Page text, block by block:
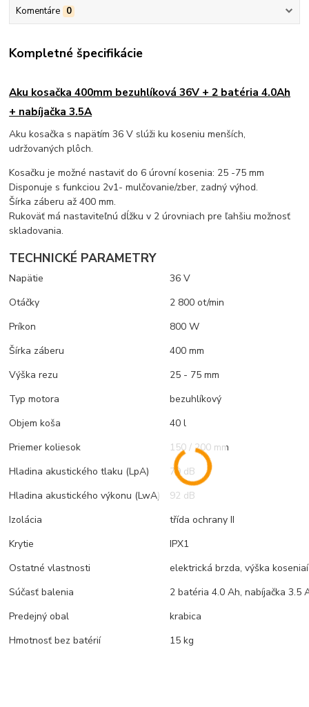
Komentáre 0
Kompletné špecifikácie
Aku kosačka 400mm bezuhlíková 36V + 2 batéria 4.0Ah
+ nabíjačka 3.5A
Aku kosačka s napätím 36 V slúži ku koseniu menších,
udržovaných plôch.
Kosačku je možné nastaviť do 6 úrovní kosenia: 25 -75 mm
Disponuje s funkciou 2v1- mulčovanie/zber, zadný výhod.
Šírka záberu až 400 mm.
Rukoväť má nastaviteľnú dĺžku v 2 úrovniach pre ľahšiu možnosť
skladovania.
TECHNICKÉ PARAMETRY
Napätie
36 V
Otáčky
2 800 ot/min
Príkon
800 W
Šírka záberu
400 mm
Výška rezu
25 - 75 mm
Typ motora
bezuhlíkový
Objem koša
40 l
Priemer koliesok
150 / 200 mm
Hladina akustického tlaku (LpA)
79 dB
Hladina akustického výkonu (LwA)
92 dB
Izolácia
třída ochrany II
Krytie
IPX1
Ostatné vlastnosti
elektrická brzda, výška
Súčasť balenia
2 batéria 4.0 Ah, nabíjačka 3.5
Predejný obal
krabica
Hmotnosť bez batérií
15 kg